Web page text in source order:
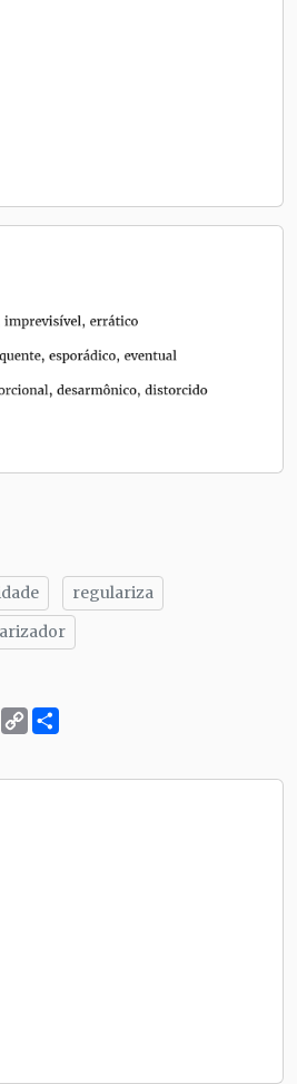
regulariza
WhatsApp
Copy
Link